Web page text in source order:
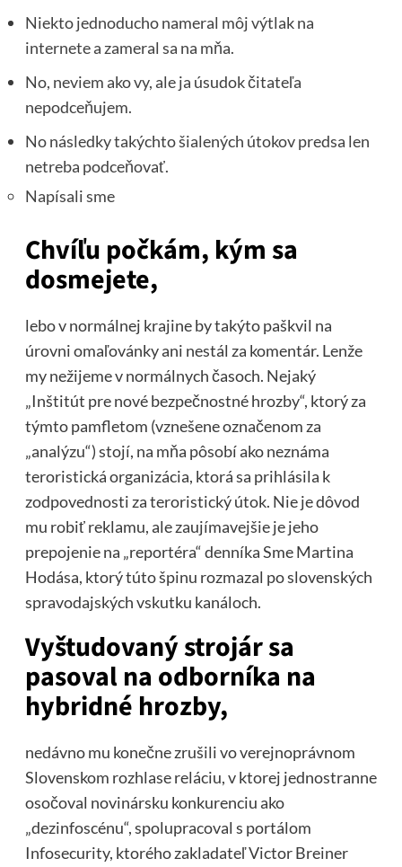
Niekto jednoducho nameral môj výtlak na
internete a zameral sa na mňa.
No, neviem ako vy, ale ja úsudok čitateľa
nepodceňujem.
No následky takýchto šialených útokov predsa len
netreba podceňovať.
Napísali sme
Chvíľu počkám, kým sa
dosmejete,
lebo v normálnej krajine by takýto paškvil na
úrovni omaľovánky ani nestál za komentár. Lenže
my nežijeme v normálnych časoch. Nejaký
„Inštitút pre nové bezpečnostné hrozby“, ktorý za
týmto pamfletom (vznešene označenom za
„analýzu“) stojí, na mňa pôsobí ako neznáma
teroristická organizácia, ktorá sa prihlásila k
zodpovednosti za teroristický útok. Nie je dôvod
mu robiť reklamu, ale zaujímavejšie je jeho
prepojenie na „reportéra“ denníka Sme Martina
Hodása, ktorý túto špinu rozmazal po slovenských
spravodajských vskutku kanáloch.
Vyštudovaný strojár sa
pasoval na odborníka na
hybridné hrozby,
nedávno mu konečne zrušili vo verejnoprávnom
Slovenskom rozhlase reláciu, v ktorej jednostranne
osočoval novinársku konkurenciu ako
„dezinfoscénu“, spolupracoval s portálom
Infosecurity, ktorého zakladateľ Victor Breiner